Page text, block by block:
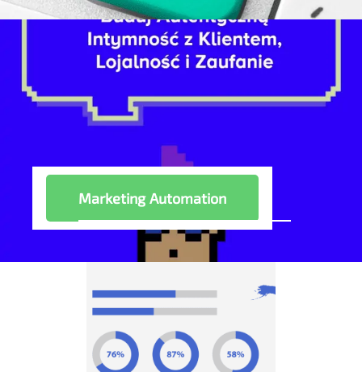
Marketing Automation